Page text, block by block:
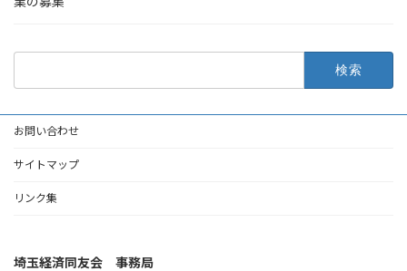
お問い合わせ
サイトマップ
リンク集
埼玉経済同友会 事務局